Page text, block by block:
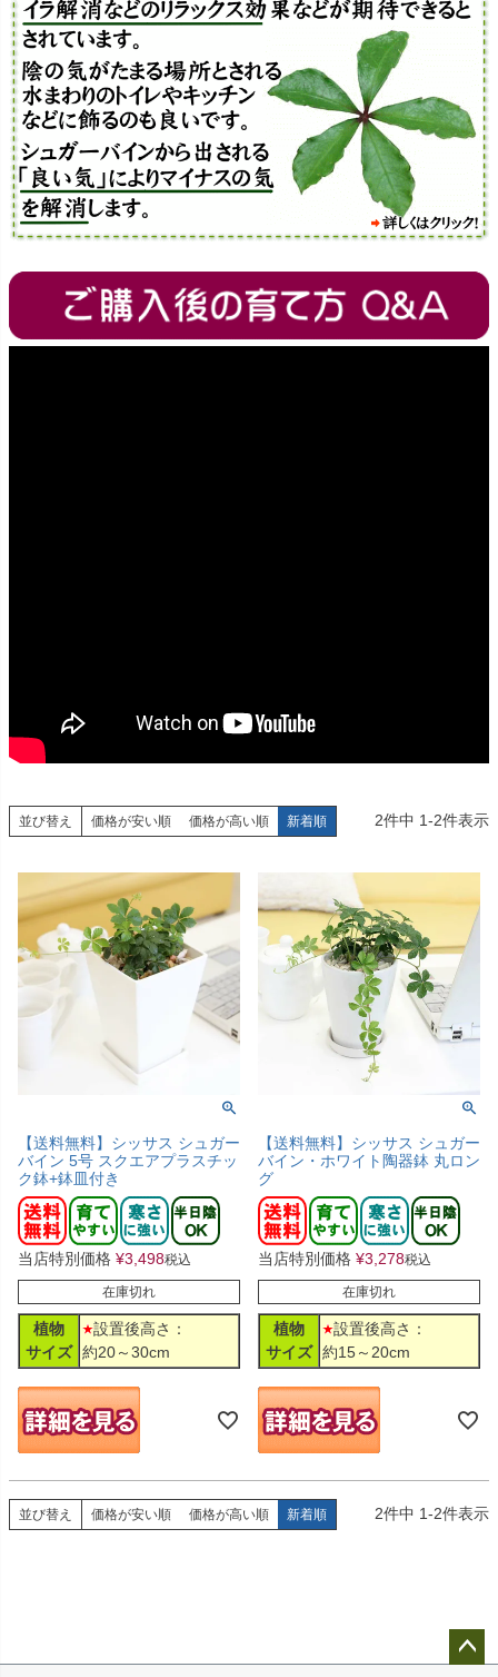
並び替え 価格が安い順 価格が高い順 新着順 2件中 1-2件表示
【送料無料】シッサス シュガー
バイン 5号 スクエアプラスチッ
ク鉢+鉢皿付き
当店特別価格 ¥3,498税込
在庫切れ
植物
サイズ
設置後高さ：
約20～30cm
【送料無料】シッサス シュガー
バイン・ホワイト陶器鉢 丸ロン
グ
当店特別価格 ¥3,278税込
在庫切れ
植物
サイズ
設置後高さ：
約15～20cm
並び替え 価格が安い順 価格が高い順 新着順 2件中 1-2件表示